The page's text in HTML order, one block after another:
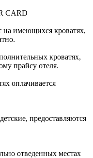
CARD
на имеющихся кроватях,
кроватях,
прайсу отеля.
оплачивается
предоставляются
отведенных местах